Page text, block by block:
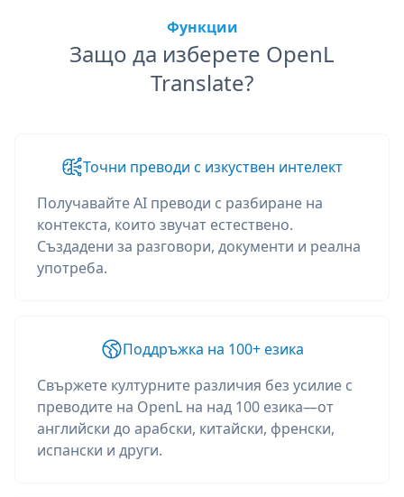
Функции
Защо да изберете OpenL
Translate?
Точни преводи с изкуствен интелект
Получавайте AI преводи с разбиране на
контекста, които звучат естествено.
Създадени за разговори, документи и реална
употреба.
Поддръжка на 100+ езика
Свържете културните различия без усилие с
преводите на OpenL на над 100 езика—от
английски до арабски, китайски, френски,
испански и други.